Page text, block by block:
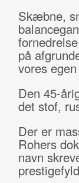
Skæbne,
på
vores
Den 45-
det stof,
Der er
Rohers
navn